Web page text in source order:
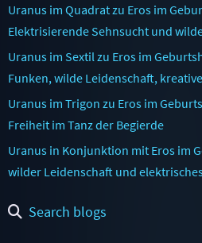
Uranus im Quadrat zu Eros im
Elektrisierende Sehnsucht und
Uranus im Sextil zu Eros im
Funken, wilde Leidenschaft,
Uranus im Trigon zu Eros im
Freiheit im Tanz der Begierde
Uranus in Konjunktion mit Eros im
wilder Leidenschaft und
Search blogs